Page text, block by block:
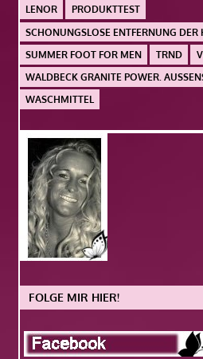
LENOR
PRODUKTTEST
SCHONUNGSLOSE ENTFERNUNG
SUMMER FOOT FOR MEN
TRND
WALDBECK GRANITE POWER.
WASCHMITTEL
FOLGE MIR HIER!